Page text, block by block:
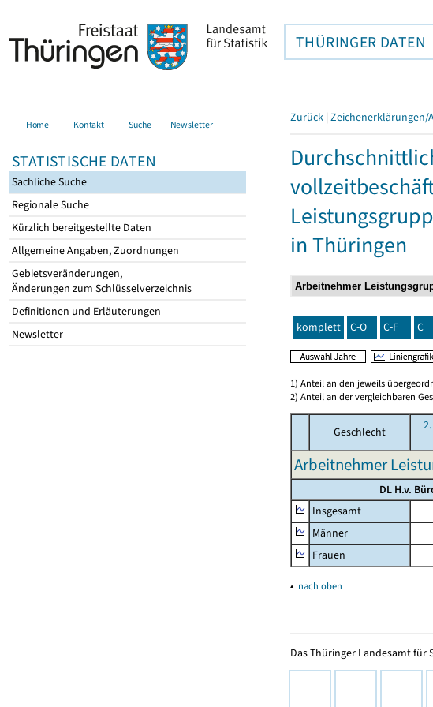
THÜRINGER DATEN
Home Kontakt Suche Newsletter
STATISTISCHE DATEN
Sachliche Suche
Regionale Suche
Kürzlich bereitgestellte Daten
Allgemeine Angaben, Zuordnungen
Gebietsveränderungen,
Änderungen zum Schlüsselverzeichnis
Definitionen und Erläuterungen
Newsletter
Zurück | Zeichenerklärungen/
in Thüringen
komplett C-O C-F C
1) Anteil an den jeweils
2) Anteil an der vergleichbaren
Geschlecht
Arbeitnehmer
DL H.v.
Insgesamt
Männer
Frauen
▴ nach oben
Das Thüringer Landesamt für